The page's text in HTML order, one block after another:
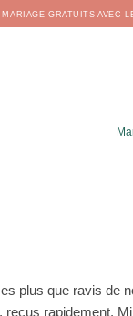
GRATUITS AVEC
plus que ravis de
reçus rapidement.